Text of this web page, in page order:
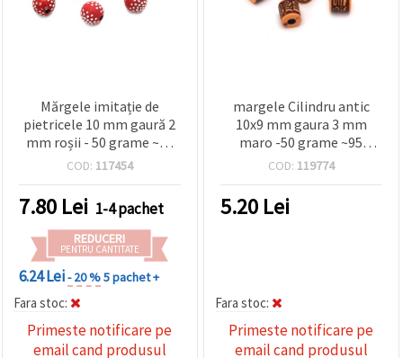
Mărgele imitație de
pietricele 10 mm gaură 2
mm roșii - 50 grame ~85
bucăți
COD: 117454
7.80 Lei 1-4 pachet
REDUCERI
PENTRU CANTITATE
6.24 Lei- 20 %5 pachet +
Fara stoc:
Primeste notificare pe
email cand produsul
margele Cilindru antic
10x9 mm gaura 3 mm
maro -50 grame ~95
bucati
COD: 119774
5.20 Lei
Fara stoc:
Primeste notificare pe
email cand produsul